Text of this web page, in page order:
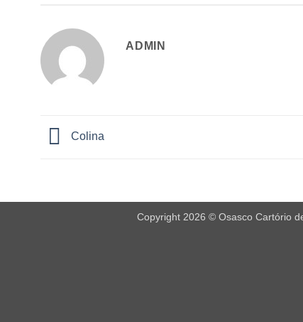
ADMIN
Colina
Copyright 2026 © Osasco Cartório